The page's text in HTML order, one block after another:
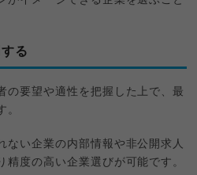
る
の要望や適性を把握した上で、最
。
ない企業の内部情報や非公開求人
精度の高い企業選びが可能です。